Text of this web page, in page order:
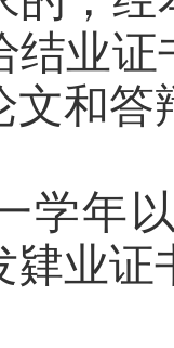
结业
文和
学年
肄业证